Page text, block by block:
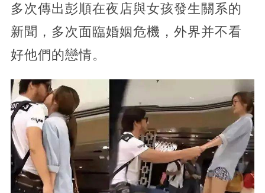
多次傳出彭順在夜店與女孩發生關系的
新聞，多次面臨婚姻危機，外界并不看
好他們的戀情。